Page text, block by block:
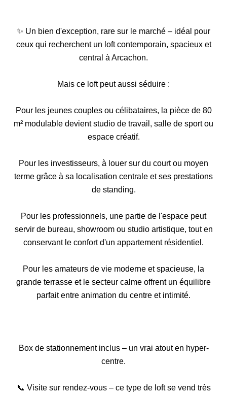
✨ Un bien d'exception, rare sur le marché – idéal pour
ceux qui recherchent un loft contemporain, spacieux et
central à Arcachon.
Mais ce loft peut aussi séduire :
Pour les jeunes couples ou célibataires, la pièce de 80
m² modulable devient studio de travail, salle de sport ou
espace créatif.
Pour les investisseurs, à louer sur du court ou moyen
terme grâce à sa localisation centrale et ses prestations
de standing.
Pour les professionnels, une partie de l'espace peut
servir de bureau, showroom ou studio artistique, tout en
conservant le confort d'un appartement résidentiel.
Pour les amateurs de vie moderne et spacieuse, la
grande terrasse et le secteur calme offrent un équilibre
parfait entre animation du centre et intimité.
Box de stationnement inclus – un vrai atout en hyper-
centre.
📞 Visite sur rendez-vous – ce type de loft se vend très